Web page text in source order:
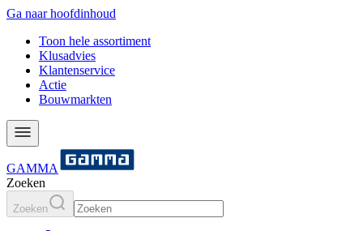
Ga naar hoofdinhoud
Toon hele assortiment
Klusadvies
Klantenservice
Actie
Bouwmarkten
GAMMA
Zoeken
Zoeken